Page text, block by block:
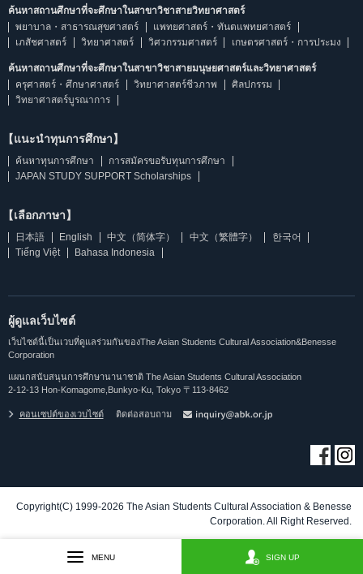
ค้นหาสถานศึกษาที่จะศึกษาในสาขาวิชาสายวิทยาศาสตร์
พยาบาล・สาธารณสุขศาสตร์
แพทยศาสตร์・ทันตแพทยศาสตร์
เภสัชศาสตร์
วิทยาศาสตร์ วิศวกรรมศาสตร์ เกษตรศาสตร์・การประมง
ค้นหาสถานศึกษาที่จะศึกษาในสาขาวิชาสายมนุษยศาสตร์และวิทยาศาสตร์
ครุศาสตร์・ศึกษาศาสตร์
วิทยาศาสตร์ชีวภาพ
ศิลปกรรม
วิทยาศาสตร์บูรณาการ
【แนะนำทุนการศึกษา】
ค้นหาทุนการศึกษา
การสมัครขอรับทุนการศึกษา
JAPAN STUDY SUPPORT Scholarships
【เลือกภาษา】
日本語 English 中文（简体字） 中文（繁體字）
한국어
Tiếng Việt
Bahasa Indonesia
ผู้ดูแลเว็บไซต์
เว็บไซต์นี้เป็นเวบที่ดูแลร่วมกันของThe Asian Students Cultural Association&Benesse
Corporation
แผนกสนับสนุนการศึกษานานาชาติ The Asian Students Cultural Association
2-12-13 Hon-Komagome,Bunkyo-Ku, Tokyo 〒113-8462
คอนเซปต์ของเวบไซต์ ติดต่อสอบถาม
Copyright(C) 1999-2026 The Asian Students Cultural Association & Benesse
Corporation. All Right Reserved.
MENU SIGN UP